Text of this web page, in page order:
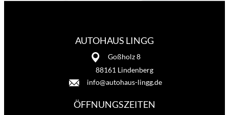
AUTOHAUS LINGG
Goßholz 8
88161 Lindenberg
info@autohaus-lingg.de
ÖFFNUNGSZEITEN